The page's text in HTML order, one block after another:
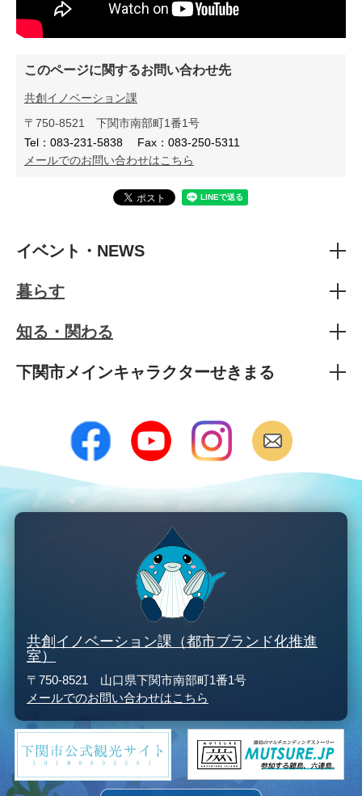
このページに関するお問い合わせ先
共創イノベーション課
〒750-8521
下関市南部町1番1号
Tel：083-231-5838
Fax：083-250-5311
メールでのお問い合わせはこちら
イベント・NEWS
暮らす
知る・関わる
下関市メインキャラクターせきまる
共創イノベーション課（都市ブランド化推進
室）
〒750-8521 山口県下関市南部町1番1号
メールでのお問い合わせはこちら